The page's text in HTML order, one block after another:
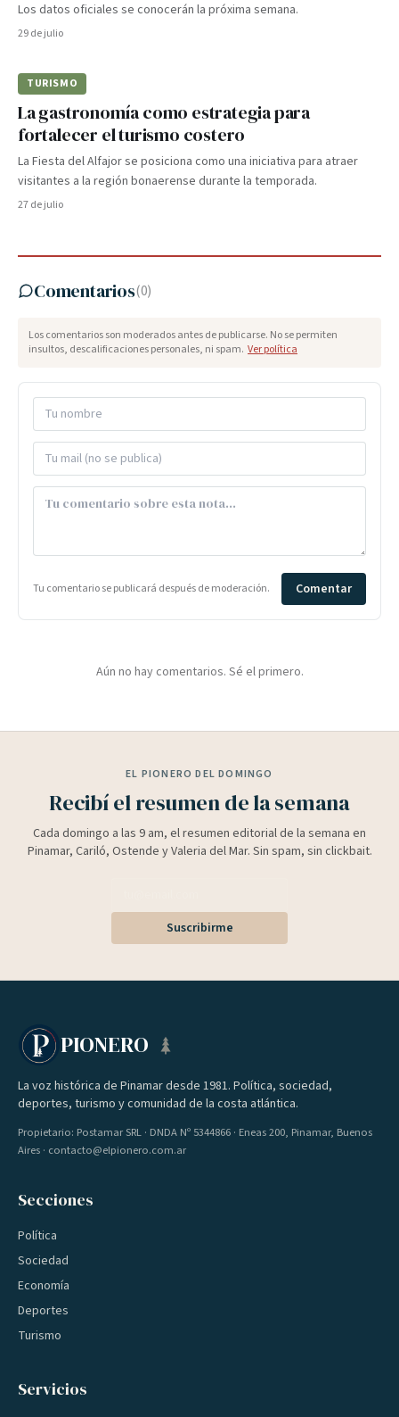
Los datos oficiales se conocerán la próxima semana.
29 de julio
TURISMO
La gastronomía como estrategia para
fortalecer el turismo costero
La Fiesta del Alfajor se posiciona como una iniciativa para atraer
visitantes a la región bonaerense durante la temporada.
27 de julio
Comentarios(0)
Los comentarios son moderados antes de publicarse. No se permiten
insultos, descalificaciones personales, ni spam. Ver política
Tu comentario se publicará después de moderación. Comentar
Aún no hay comentarios. Sé el primero.
EL PIONERO DEL DOMINGO
Recibí el resumen de la semana
Cada domingo a las 9 am, el resumen editorial de la semana en
Pinamar, Cariló, Ostende y Valeria del Mar. Sin spam, sin clickbait.
Suscribirme
PIONERO
La voz histórica de Pinamar desde 1981. Política, sociedad,
deportes, turismo y comunidad de la costa atlántica.
Propietario: Postamar SRL · DNDA Nº 5344866 · Eneas 200, Pinamar, Buenos
Aires · contacto@elpionero.com.ar
Secciones
Política
Sociedad
Economía
Deportes
Turismo
Servicios